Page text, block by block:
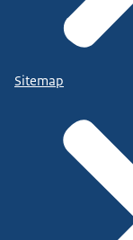
Sitemap